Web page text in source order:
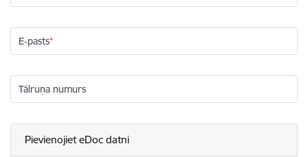
E-pasts
Tālruņa numurs
Pievienojiet eDoc datni